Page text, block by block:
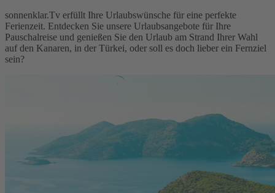
sonnenklar.Tv erfüllt Ihre Urlaubswünsche für eine perfekte
Ferienzeit. Entdecken Sie unsere Urlaubsangebote für Ihre
Pauschalreise und genießen Sie den Urlaub am Strand Ihrer Wahl
auf den Kanaren, in der Türkei, oder soll es doch lieber ein Fernziel
sein?